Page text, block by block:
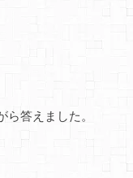
答えました。